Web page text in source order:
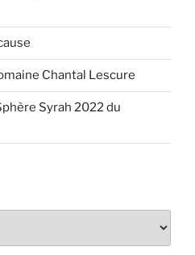
Chantal Lescure
Syrah 2022 du